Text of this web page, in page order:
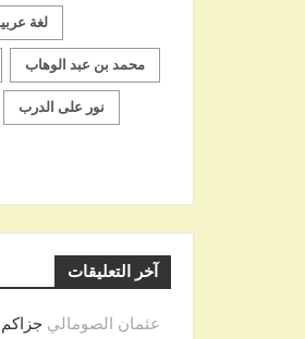
لغة
محمد بن عبد الوهاب
نور على الدرب
آخر التعليقات
عثمان الصومالي جزاكم